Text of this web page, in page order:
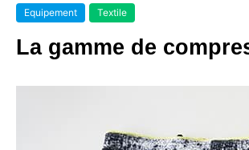
Equipement Textile
La gamme de